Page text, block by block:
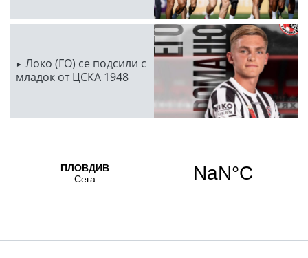
Локо (ГО) се подсили с
младок от ЦСКА 1948